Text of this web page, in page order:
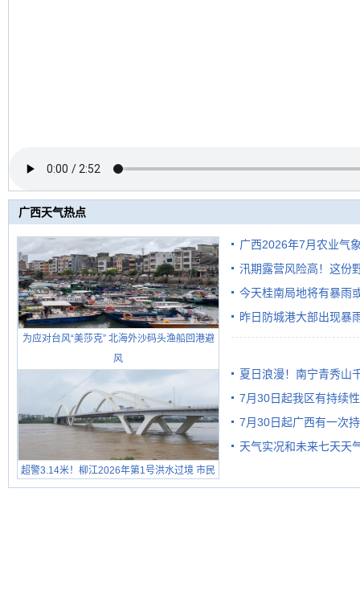
广西天气热点
为应对台风“美莎克” 北海外沙码头渔船回港避
风
超警3.14米！柳江2026年第1号洪水过境 市民
在堤岸见证汛况
广西2026年7月农业气
汛期露营风险高！这份
今天桂南局地将有暴雨
需继续防范
昨日防城港大部出现暴
雨
夏日浪漫！南宁青秀山
7月30日起我区有持续
7月30日起广西有一次
天气实况和未来七天天